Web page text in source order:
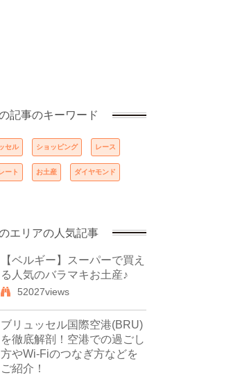
記事のキーワード
セル ショッピング レース
ート お土産 ダイヤモンド
エリアの人気記事
【ベルギー】スーパーで買え
る人気のバラマキお土産♪
52027views
ブリュッセル国際空港(BRU)
を徹底解剖！空港での過ごし
方やWi-Fiのつなぎ方などを
ご紹介！